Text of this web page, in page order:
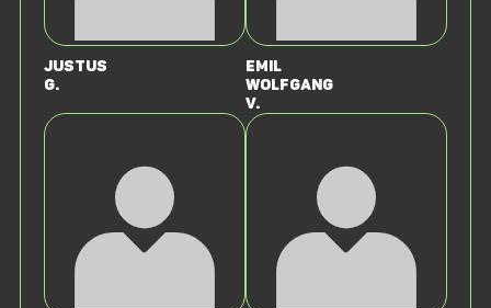
Justus
G.
Emil
Wolfgang
V.